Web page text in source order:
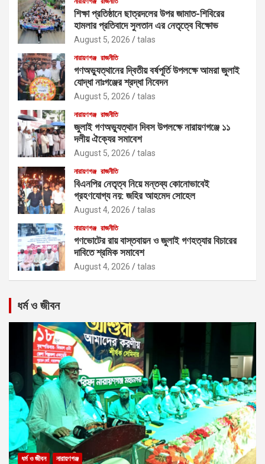
শিক্ষা প্রতিষ্ঠানে ছাত্রদলের উপর জামাত-শিবিরের
হামলার প্রতিবাদে সুলতান এর নেতৃত্বে বিক্ষোভ
August 5, 2026 talas
নারায়ণগঞ্জ রাজনীতি
গণঅভ্যুত্থানের দ্বিতীয় বর্ষপূর্তি উপলক্ষে আমরা জুলাই
যোদ্ধা নাঃগঞ্জের শ্রদ্ধা নিবেদন
August 5, 2026 talas
নারায়ণগঞ্জ রাজনীতি
জুলাই গণঅভ্যুত্থান দিবস উপলক্ষে নারায়ণগঞ্জে ১১
দলীয় ঐক্যের সমাবেশ
August 5, 2026 talas
নারায়ণগঞ্জ রাজনীতি
বিএনপির নেতৃত্ব নিয়ে মন্তব্য কোনোভাবেই
গ্রহণযোগ্য নয়: জহির আহমেদ সোহেল
August 4, 2026 talas
নারায়ণগঞ্জ রাজনীতি
গণভোটের রায় বাস্তবায়ন ও জুলাই গণহত্যার বিচারের
দাবিতে শ্রমিক সমাবেশ
August 4, 2026 talas
ধর্ম ও জীবন
ধর্ম ও জীবন নারায়ণগঞ্জ